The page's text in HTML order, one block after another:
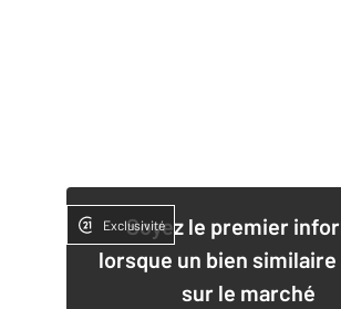
Soyez le premier
lorsque un bien
sur le marché
Exclusivité